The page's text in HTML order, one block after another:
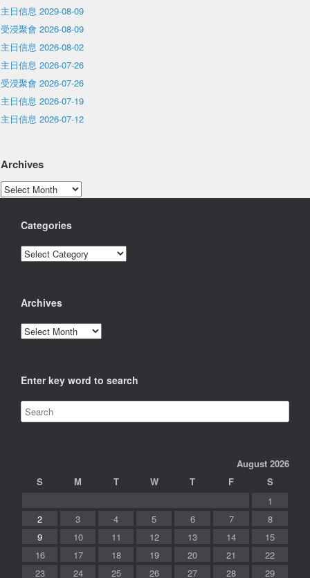
主日信息 2029-08-09
受浸聚會 2026-08-09
主日信息 2026-08-02
主日信息 2026-07-26
受浸聚會 2026-07-26
主日信息 2026-07-19
主日信息 2026-07-12
Archives
Archives
Categories
Categories
Archives
Archives
Enter key word to search
August 2026
S
M T W T F
S
1
2
3 4 5 6 7
8
9
10 11 12 13 14
15
16
17 18 19 20 21
22
23
24 25 26 27 28 29